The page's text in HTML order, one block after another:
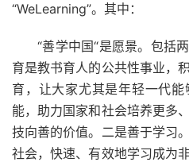
“WeLearning”。其中：
“善学中国“是愿景。包括
育是教书育人的公共性事业，
育，让大家尤其是年轻一代
能，助力国家和社会培养更多
技向善的价值。二是善于学习
社会，快速、有效地学习成为